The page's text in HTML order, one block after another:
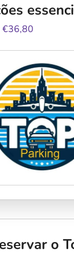
€36,80
o